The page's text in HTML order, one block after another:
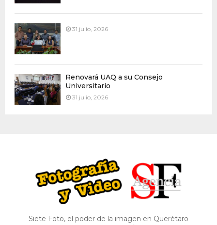
31 julio, 2026
Renovará UAQ a su Consejo
Universitario
31 julio, 2026
Siete Foto, el poder de la imagen en Querétaro